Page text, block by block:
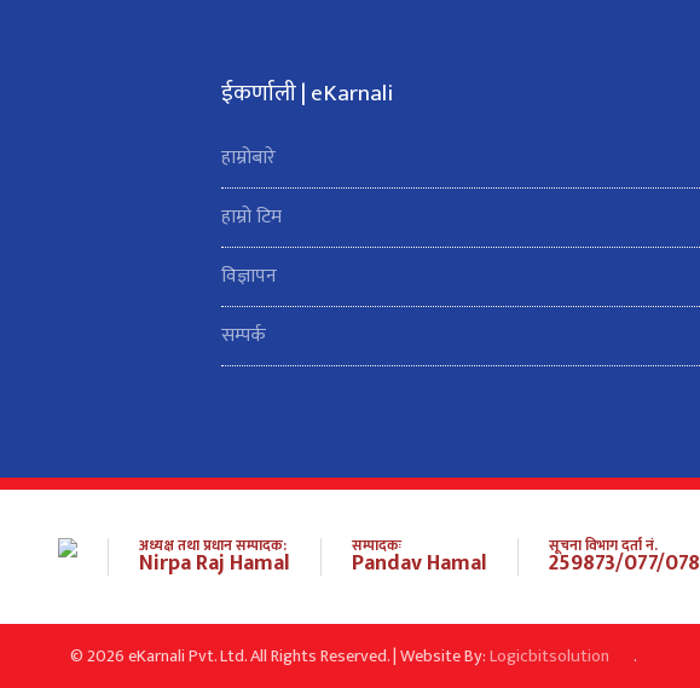
ईकर्णाली | eKarnali
हाम्रोबारे
हाम्रो टिम
विज्ञापन
सम्पर्क
अध्यक्ष तथा प्रधान सम्पादक:
Nirpa Raj Hamal सम्पादकः
Pandav Hamal सूचना विभाग दर्ता नं.
259873/077/078
© 2026 eKarnali Pvt. Ltd. All Rights Reserved. | Website By:Logicbitsolution .